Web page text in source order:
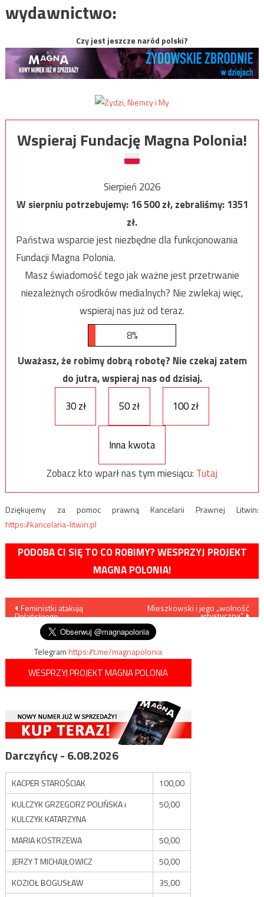
wydawnictwo:
Czy jest jeszcze naród polski?
Wspieraj Fundację Magna Polonia!
Sierpień 2026
W sierpniu potrzebujemy:16 500zł, zebraliśmy:1351
zł.
Państwa wsparcie jest niezbędne dla funkcjonowania
Fundacji Magna Polonia.
Masz świadomość tego jak ważne jest przetrwanie
niezależnych ośrodków medialnych? Nie zwlekaj więc,
wspieraj nas już od teraz.
8%
Uważasz, że robimy dobrą robotę? Nie czekaj zatem
do jutra, wspieraj nas od dzisiaj.
30 zł
50 zł 100 zł
Inna kwota
Zobacz kto wparł nas tym miesiącu: Tutaj
Dziękujemy za pomoc prawną Kancelarii Prawnej Litwin:
https://kancelaria-litwin.pl
PODOBA CI SIĘ TO CO ROBIMY? WESPRZYJ PROJEKT
MAGNA POLONIA!
Nawigacja
wpisu
Feministki atakują
Polańskiego
Mieszkowski i jego „wolność
artystyczna”
Telegramhttps://t.me/magnapolonia
WESPRZYJ PROJEKT MAGNA POLONIA
Darczyńcy - 6.08.2026
KACPER STAROŚCIAK
100,00
KULCZYK GRZEGORZ POLIŃSKA i
KULCZYK KATARZYNA
50,00
MARIA KOSTRZEWA
50,00
JERZY T MICHAJŁOWICZ
50,00
KOZIOŁ BOGUSŁAW
35,00